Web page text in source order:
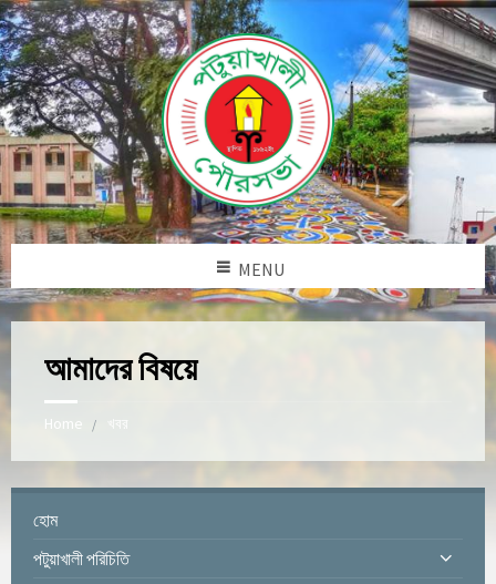
MENU
আমাদের বিষয়ে
Home
হোম
পটুয়াখালী পরিচিতি